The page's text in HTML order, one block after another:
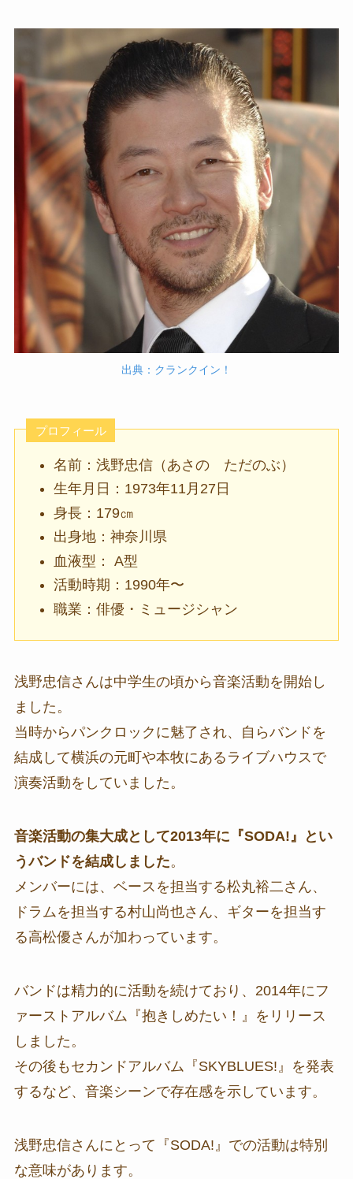
出典：クランクイン！
プロフィール
名前：浅野忠信（あさの ただのぶ）
生年月日：1973年11月27日
身長：179㎝
出身地：神奈川県
血液型： A型
活動時期：1990年〜
職業：俳優・ミュージシャン
浅野忠信さんは中学生の頃から音楽活動を開始し
ました。
当時からパンクロックに魅了され、自らバンドを
結成して横浜の元町や本牧にあるライブハウスで
演奏活動をしていました。
音楽活動の集大成として2013年に『SODA!』とい
うバンドを結成しました。
メンバーには、ベースを担当する松丸裕二さん、
ドラムを担当する村山尚也さん、ギターを担当す
る高松優さんが加わっています。
バンドは精力的に活動を続けており、2014年にフ
ァーストアルバム『抱きしめたい！』をリリース
しました。
その後もセカンドアルバム『SKYBLUES!』を発表
するなど、音楽シーンで存在感を示しています。
浅野忠信さんにとって『SODA!』での活動は特別
な意味があります。